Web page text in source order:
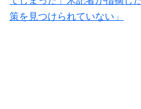
策を見つけられていない」